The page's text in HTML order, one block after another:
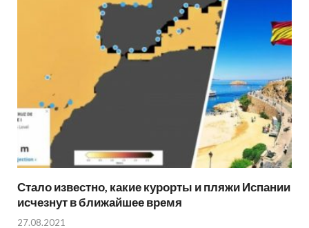
Стало известно, какие курорты и пляжи Испании
исчезнут в ближайшее время
27.08.2021